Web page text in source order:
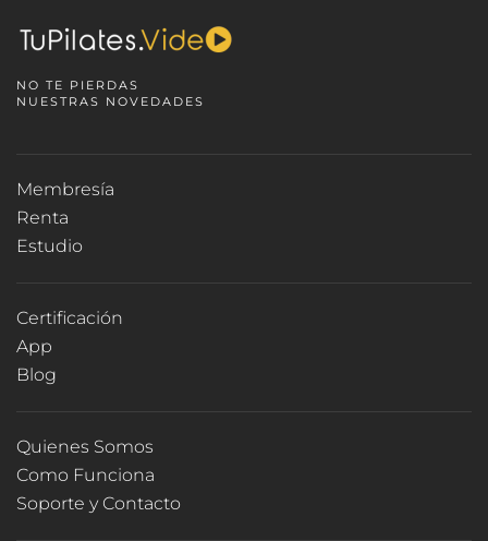
NO TE PIERDAS
NUESTRAS NOVEDADES
Membresía
Renta
Estudio
Certificación
App
Blog
Quienes Somos
Como Funciona
Soporte y Contacto